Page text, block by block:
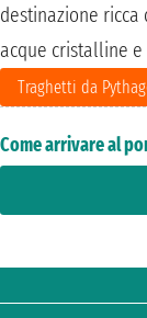
destinazione
acque cristalline e
Traghetti da
Come arrivare al